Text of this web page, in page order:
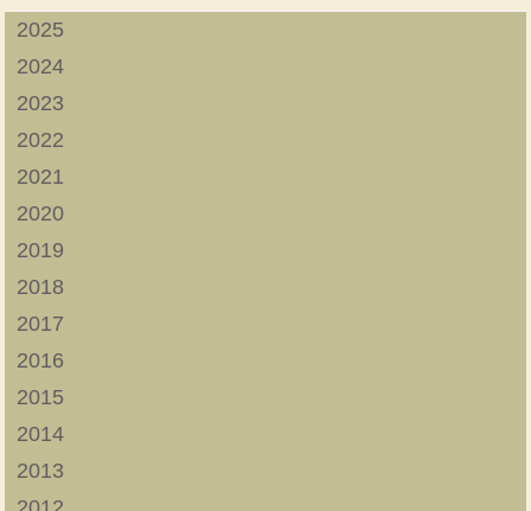
2025
2024
2023
2022
2021
2020
2019
2018
2017
2016
2015
2014
2013